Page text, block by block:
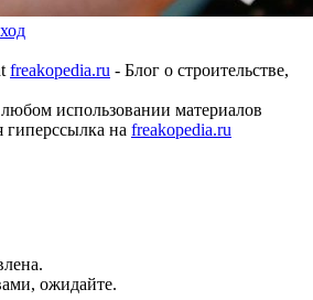
freakopedia.ru - Блог о строительстве,
использовании материалов
гиперссылка на freakopedia.ru
ожидайте.